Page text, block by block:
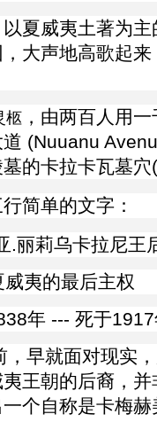
夏威夷土著为
大声地高歌起
柩 ，由两百人用
(Nuuanu
的卡拉卡瓦墓
简单的文字：
.丽莉乌卡拉尼王
威夷的最后主权
年 --- 死于
早就面对现实
王朝的后裔，
个自称是卡梅